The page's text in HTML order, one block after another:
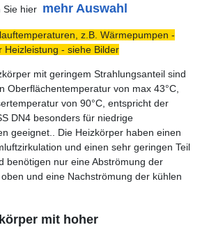
Sie hier mehr Auswahl
z.B. Wärmepumpen -
Heizleistung - siehe Bilder
mit geringem Strahlungsanteil sind
Oberflächentemperatur von max 43°C,
von 90°C, entspricht der
DN4 besonders für niedrige
geeignet.. Die Heizkörper haben einen
und einen sehr geringen Teil
benötigen nur eine Abströmung der
und eine Nachströmung der kühlen
mit hoher